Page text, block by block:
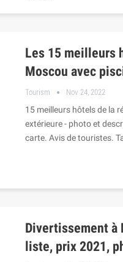
Les 15 meilleurs
Moscou avec
Tourism Nov 24, 2022
15 meilleurs hôtels de la
extérieure - photo et
carte. Avis de touristes.
Divertissement à
liste, prix 2021,